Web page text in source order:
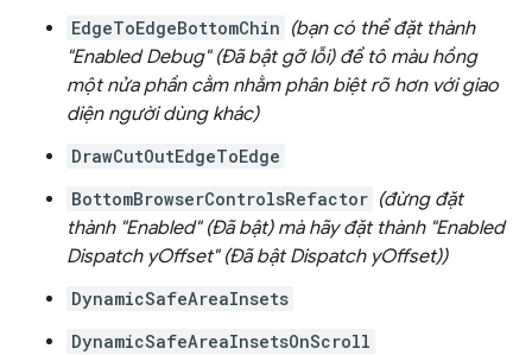
EdgeToEdgeBottomChin (bạn có thể đặt thành
"Enabled Debug" (Đã bật gỡ lỗi) để tô màu hồng
một nửa phần cằm nhằm phân biệt rõ hơn với giao
diện người dùng khác)
DrawCutOutEdgeToEdge
BottomBrowserControlsRefactor (đừng đặt
thành "Enabled" (Đã bật) mà hãy đặt thành "Enabled
Dispatch yOffset" (Đã bật Dispatch yOffset))
DynamicSafeAreaInsets
DynamicSafeAreaInsetsOnScroll